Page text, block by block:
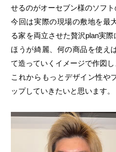
せるのがオーセブン様のソフト
今回は実際の現場の敷地を最
る家を両立させた贅沢plan実
ほうが綺麗、何の商品を使え
て造っていくイメージで作図し
これからもっとデザイン性や
ップしていきたいと思います。